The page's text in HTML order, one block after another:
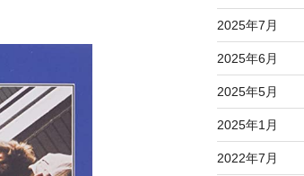
2025年7月
2025年6月
2025年5月
2025年1月
2022年7月